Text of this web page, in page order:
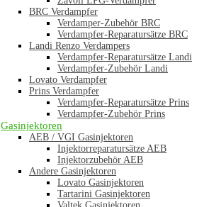
BRC Verdampfer
Verdamper-Zubehör BRC
Verdampfer-Reparatursätze BRC
Landi Renzo Verdampers
Verdampfer-Reparatursätze Landi
Verdampfer-Zubehör Landi
Lovato Verdampfer
Prins Verdampfer
Verdampfer-Reparatursätze Prins
Verdampfer-Zubehör Prins
Gasinjektoren
AEB / VGI Gasinjektoren
Injektorreparatursätze AEB
Injektorzubehör AEB
Andere Gasinjektoren
Lovato Gasinjektoren
Tartarini Gasinjektoren